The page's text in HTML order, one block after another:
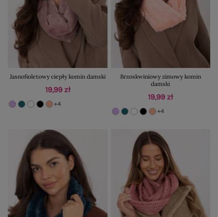
Jasnofioletowy ciepły komin damski
19,99 zł
+4
Brzoskwiniowy zimowy komin
damski
19,99 zł
+4